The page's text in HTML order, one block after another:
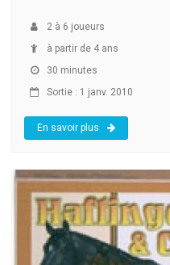
2 à 6 joueurs
à partir de 4 ans
30 minutes
Sortie : 1 janv. 2010
En savoir plus